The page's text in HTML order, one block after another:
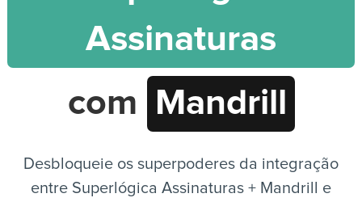
PT
Assinaturas
com
Mandrill
Desbloqueie os superpoderes da integração
entre Superlógica Assinaturas + Mandrill e